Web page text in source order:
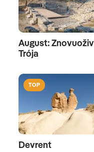
August:
Trója
TOP
Devrent